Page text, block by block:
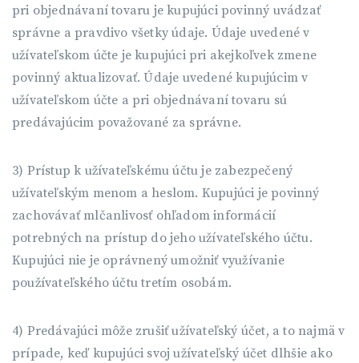
pri objednávaní tovaru je kupujúci povinný uvádzať
správne a pravdivo všetky údaje. Údaje uvedené v
užívateľskom účte je kupujúci pri akejkoľvek zmene
povinný aktualizovať. Údaje uvedené kupujúcim v
užívateľskom účte a pri objednávaní tovaru sú
predávajúcim považované za správne.
3) Prístup k užívateľskému účtu je zabezpečený
užívateľským menom a heslom. Kupujúci je povinný
zachovávať mlčanlivosť ohľadom informácií
potrebných na prístup do jeho užívateľského účtu.
Kupujúci nie je oprávnený umožniť využívanie
používateľského účtu tretím osobám.
4) Predávajúci môže zrušiť užívateľský účet, a to najmä v
prípade, keď kupujúci svoj užívateľský účet dlhšie ako